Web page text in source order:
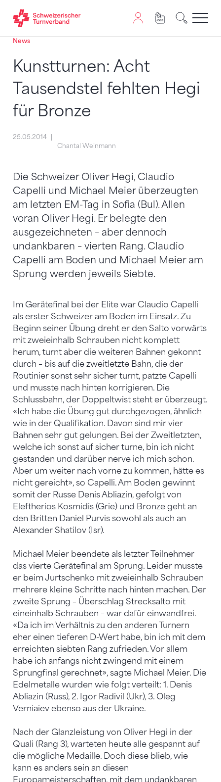
Zum Inhalt springen
Zur Sitemap navigieren
Zum Navigieren dieser Seite wird JavaScript benötigt.
News
Kunstturnen: Acht
Tausendstel fehlten Hegi
für Bronze
25.05.2014
Chantal Weinmann
Die Schweizer Oliver Hegi, Claudio
Capelli und Michael Meier überzeugten
am letzten EM-Tag in Sofia (Bul). Allen
voran Oliver Hegi. Er belegte den
ausgezeichneten – aber dennoch
undankbaren – vierten Rang. Claudio
Capelli am Boden und Michael Meier am
Sprung werden jeweils Siebte.
Im Gerätefinal bei der Elite war Claudio Capelli
als erster Schweizer am Boden im Einsatz. Zu
Beginn seiner Übung dreht er den Salto vorwärts
mit zweieinhalb Schrauben nicht komplett
herum, turnt aber die weiteren Bahnen gekonnt
durch – bis auf die zweitletzte Bahn, die der
Routinier sonst sehr sicher turnt, patzte Capelli
und musste nach hinten korrigieren. Die
Schlussbahn, der Doppeltwist steht er überzeugt.
«Ich habe die Übung gut durchgezogen, ähnlich
wie in der Qualifikation. Davon sind mir vier
Bahnen sehr gut gelungen. Bei der Zweitletzten,
welche ich sonst auf sicher turne, bin ich nicht
gestanden und darüber nerve ich mich schon.
Aber um weiter nach vorne zu kommen, hätte es
nicht gereicht», so Capelli. Am Boden gewinnt
somit der Russe Denis Abliazin, gefolgt von
Eleftherios Kosmidis (Grie) und Bronze geht an
den Britten Daniel Purvis sowohl als auch an
Alexander Shatilov (Isr).
Michael Meier beendete als letzter Teilnehmer
das vierte Gerätefinal am Sprung. Leider musste
er beim Jurtschenko mit zweieinhalb Schrauben
mehrere kleine Schritte nach hinten machen. Der
zweite Sprung – Überschlag Strecksalto mit
eineinhalb Schrauben – war dafür einwandfrei.
«Da ich im Verhältnis zu den anderen Turnern
eher einen tieferen D-Wert habe, bin ich mit dem
erreichten siebten Rang zufrieden. Vor allem
habe ich anfangs nicht zwingend mit einem
Sprungfinal gerechnet», sagte Michael Meier. Die
Edelmetalle wurden wie folgt verteilt: 1. Denis
Abliazin (Russ), 2. Igor Radivil (Ukr), 3. Oleg
Verniaiev ebenso aus der Ukraine.
Nach der Glanzleistung von Oliver Hegi in der
Quali (Rang 3), warteten heute alle gespannt auf
die mögliche Medaille. Doch diese blieb, wie
kann es anders sein an diesen
Europameisterschaften, mit dem undankbaren